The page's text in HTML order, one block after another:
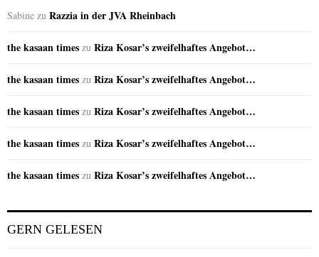
Sabine zu Razzia in der JVA Rheinbach
the kasaan times zu Riza Kosar’s zweifelhaftes Angebot…
the kasaan times zu Riza Kosar’s zweifelhaftes Angebot…
the kasaan times zu Riza Kosar’s zweifelhaftes Angebot…
the kasaan times zu Riza Kosar’s zweifelhaftes Angebot…
the kasaan times zu Riza Kosar’s zweifelhaftes Angebot…
GERN GELESEN